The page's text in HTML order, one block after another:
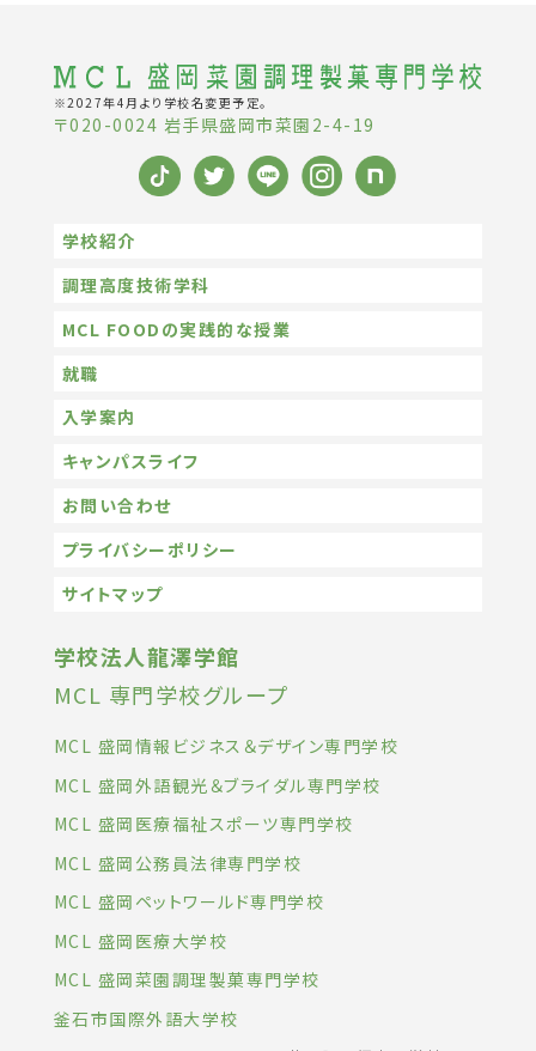
※2027年4月より学校名変更予定。
〒020-0024 岩手県盛岡市菜園2-4-19
学校紹介
調理高度技術学科
MCL FOODの実践的な授業
就職
入学案内
キャンパスライフ
お問い合わせ
プライバシーポリシー
サイトマップ
学校法人龍澤学館
MCL 専門学校グループ
MCL 盛岡情報ビジネス＆デザイン専門学校
MCL 盛岡外語観光＆ブライダル専門学校
MCL 盛岡医療福祉スポーツ専門学校
MCL 盛岡公務員法律専門学校
MCL 盛岡ペットワールド専門学校
MCL 盛岡医療大学校
MCL 盛岡菜園調理製菓専門学校
釜石市国際外語大学校